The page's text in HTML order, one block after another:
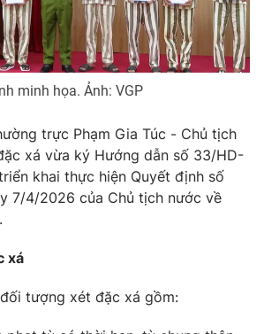
minh họa. Ảnh: VGP
trực Phạm Gia Túc - Chủ tịch
xá vừa ký Hướng dẫn số 33/HD-
khai thực hiện Quyết định số
7/4/2026 của Chủ tịch nước về
xá
tượng xét đặc xá gồm: